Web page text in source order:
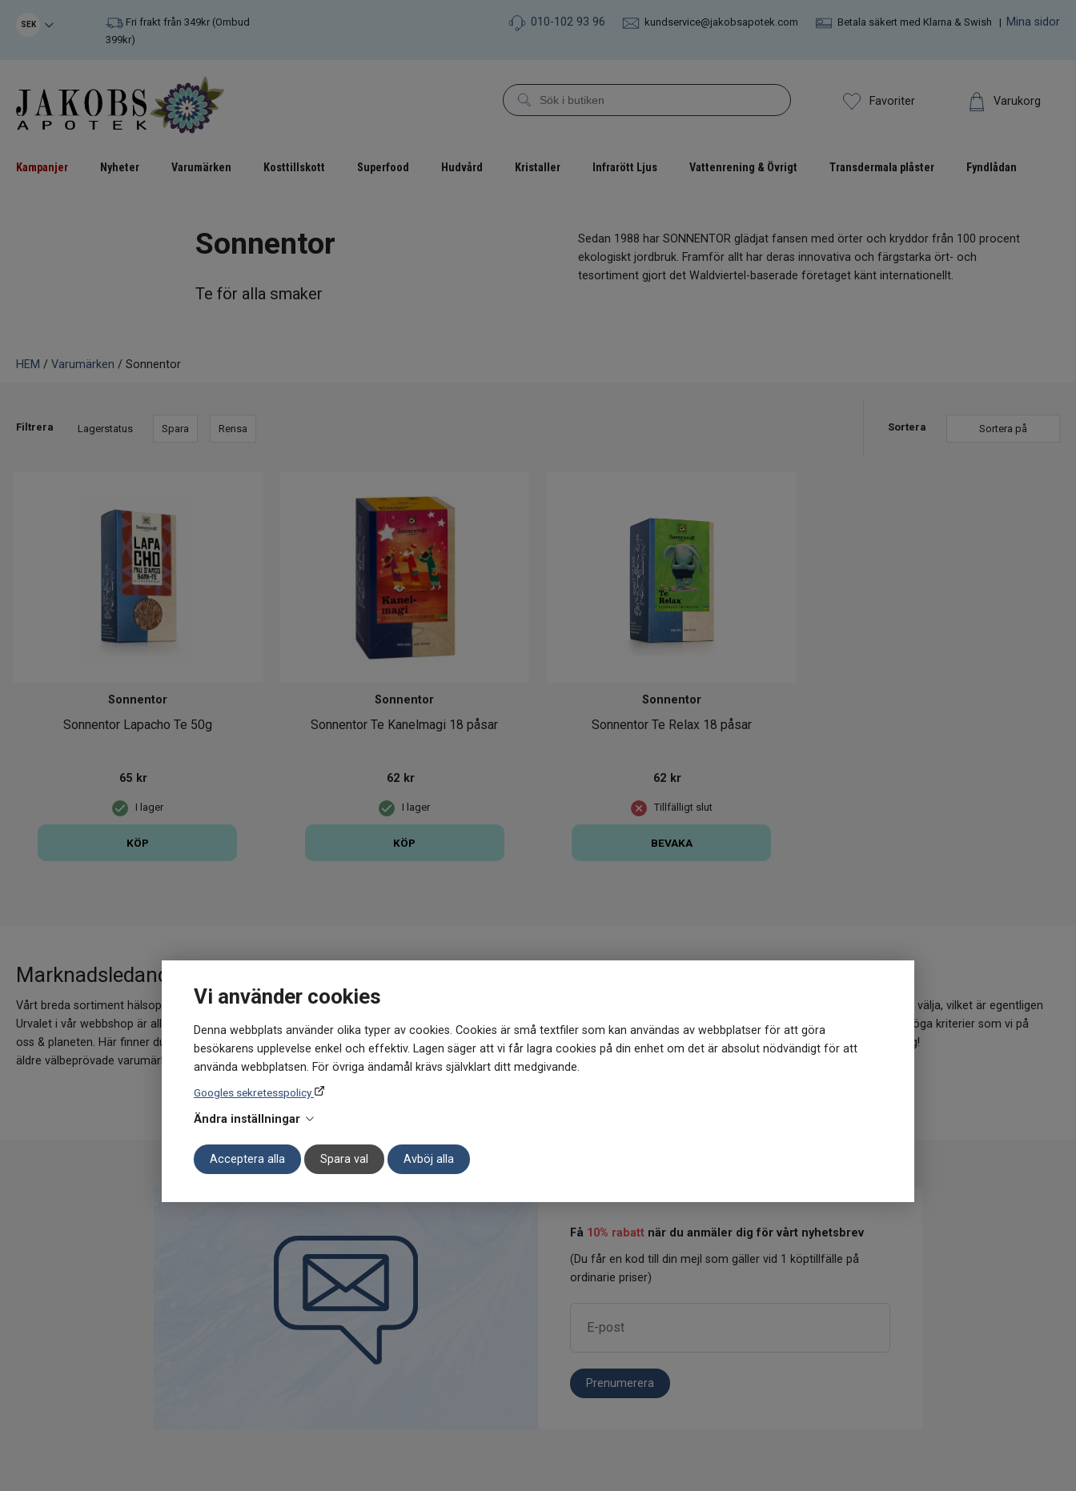
Vi använder cookies
Denna webbplats använder olika typer av cookies. Cookies är små textfiler som kan användas av webbplatser för att göra
besökarens upplevelse enkel och effektiv. Lagen säger att vi får lagra cookies på din enhet om det är absolut nödvändigt för att
använda webbplatsen. För övriga ändamål krävs självklart ditt medgivande.
Googles sekretesspolicy
Ändra inställningar
Acceptera alla Spara val Avböj alla
SEK
Fri frakt från 349kr (Ombud
399kr)
010-102 93 96 kundservice@jakobsapotek.com Betala säkert med Klarna & Swish | Mina sidor
Favoriter Varukorg
Kampanjer Nyheter Varumärken Kosttillskott Superfood Hudvård Kristaller Infrarött Ljus Vattenrening & Övrigt Transdermala plåster Fyndlådan
Sonnentor
Te för alla smaker
Sedan 1988 har SONNENTOR glädjat fansen med örter och kryddor från 100 procent
ekologiskt jordbruk. Framför allt har deras innovativa och färgstarka ört- och
tesortiment gjort det Waldviertel-baserade företaget känt internationellt.
HEM / Varumärken / Sonnentor
Filtrera Lagerstatus Spara Rensa Sortera Sortera på
Sonnentor Lapacho Te 50g
Sonnentor
I lager
65 kr
KÖP
Sonnentor Te Kanelmagi 18 påsar
Sonnentor
I lager
62 kr
KÖP
Sonnentor Te Relax 18 påsar
Sonnentor
Tillfälligt slut
62 kr
BEVAKA
Marknadsledande varumärken hittar du hos oss!
Vårt breda sortiment hälsoprodukter speglas av ett nästintill lika brett utbud av varumärken.
Urvalet i vår webbshop är alltid grundat i att dessa ska vara så skonsamma som möjligt mot både
oss & planeten. Här finner du allt inom kosttillskott, hälsokost- och skönhetsprodukter från både
äldre välbeprövade varumärken till nya uppstickare.
Vi kan förstå att det blir överväldigande att veta vilket märke man ska välja, vilket är egentligen
bäst? Det korta svaret är att alla varumärken i shoppen uppfyller de höga kriterier som vi på
Jakobs Apotek har. Fortfarande osäker? Kontakta oss så hjälper vi dig!
Få 10% rabatt när du anmäler dig för vårt nyhetsbrev
(Du får en kod till din mejl som gäller vid 1 köptillfälle på
ordinarie priser)
Prenumerera